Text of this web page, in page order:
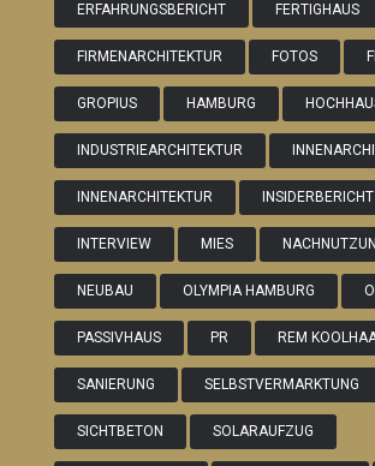
ERFAHRUNGSBERICHT FERTIGHAUS
FIRMENARCHITEKTUR FOTOS
GROPIUS HAMBURG
INDUSTRIEARCHITEKTUR
INNENARCHITEKTUR INSIDERBERICHT
INTERVIEW MIES
NEUBAU OLYMPIA HAMBURG
PASSIVHAUS PR REM
SANIERUNG SELBSTVERMARKTUNG
SICHTBETON SOLARAUFZUG